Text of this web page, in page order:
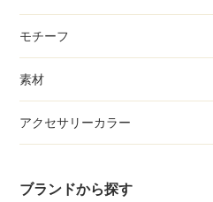
モチーフ
素材
アクセサリーカラー
ブランドから探す